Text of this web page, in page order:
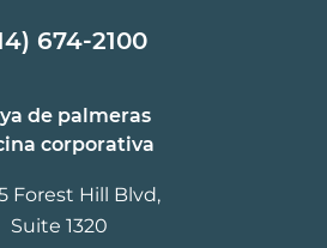
674-2100
de palmeras
corporativa
Forest Hill Blvd,
Suite 1320